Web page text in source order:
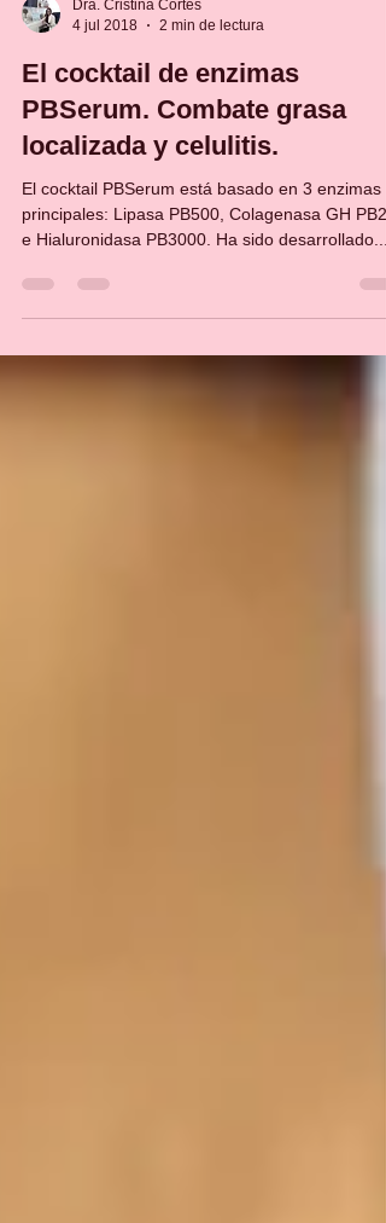
4 jul 2018
2 min de lectura
El cocktail de enzimas
PBSerum. Combate grasa
localizada y celulitis.
El cocktail PBSerum está basado en 3 enzimas
e Hialuronidasa PB3000. Ha sido desarrollado...